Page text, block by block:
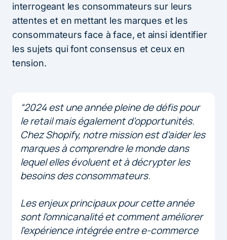
interrogeant les consommateurs sur leurs
attentes et en mettant les marques et les
consommateurs face à face, et ainsi identifier
les sujets qui font consensus et ceux en
tension.
“2024 est une année pleine de défis pour
le retail mais également d’opportunités.
Chez Shopify, notre mission est d’aider les
marques à comprendre le monde dans
lequel elles évoluent et à décrypter les
besoins des consommateurs.
Les enjeux principaux pour cette année
sont l’omnicanalité et comment améliorer
l’expérience intégrée entre e-commerce